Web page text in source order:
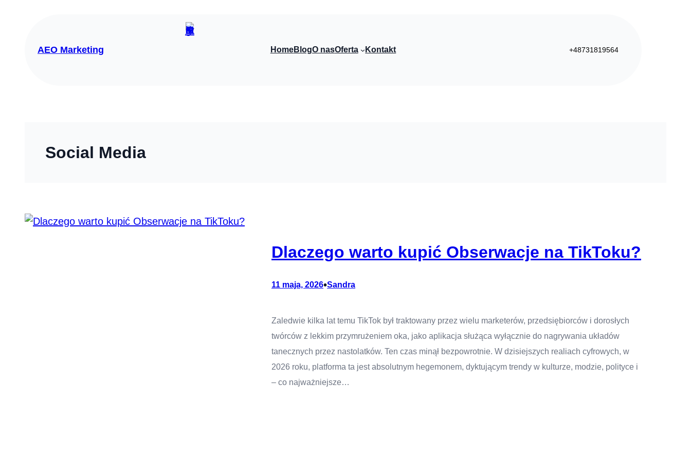
AEO Marketing HomeBlogO nasOferta Kontakt +48731819564
Social Media
Dlaczego warto kupić Obserwacje na TikToku?
11 maja, 2026•Sandra
Zaledwie kilka lat temu TikTok był traktowany przez wielu marketerów, przedsiębiorców i dorosłych
twórców z lekkim przymrużeniem oka, jako aplikacja służąca wyłącznie do nagrywania układów
tanecznych przez nastolatków. Ten czas minął bezpowrotnie. W dzisiejszych realiach cyfrowych, w
2026 roku, platforma ta jest absolutnym hegemonem, dyktującym trendy w kulturze, modzie, polityce i
– co najważniejsze…